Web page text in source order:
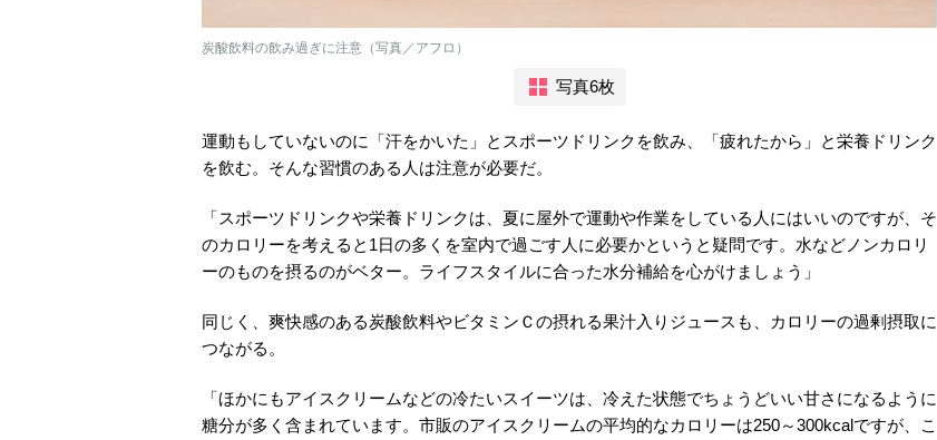
炭酸飲料の飲み過ぎに注意（写真／アフロ）
写真6枚
運動もしていないのに「汗をかいた」とスポーツドリンクを飲み、「疲れたから」と栄養ドリンク
を飲む。そんな習慣のある人は注意が必要だ。
「スポーツドリンクや栄養ドリンクは、夏に屋外で運動や作業をしている人にはいいのですが、そ
のカロリーを考えると1日の多くを室内で過ごす人に必要かというと疑問です。水などノンカロリ
ーのものを摂るのがベター。ライフスタイルに合った水分補給を心がけましょう」
同じく、爽快感のある炭酸飲料やビタミンＣの摂れる果汁入りジュースも、カロリーの過剰摂取に
つながる。
「ほかにもアイスクリームなどの冷たいスイーツは、冷えた状態でちょうどいい甘さになるように
糖分が多く含まれています。市販のアイスクリームの平均的なカロリーは250～300kcalですが、こ